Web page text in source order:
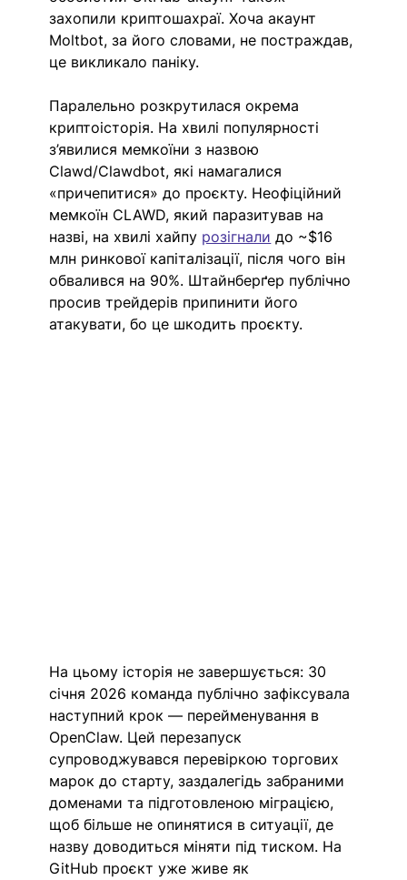
захопили криптошахраї. Хоча акаунт
Moltbot, за його словами, не постраждав,
це викликало паніку.
Паралельно розкрутилася окрема
криптоісторія. На хвилі популярності
з’явилися мемкоїни з назвою
Clawd/Clawdbot, які намагалися
«причепитися» до проєкту. Неофіційний
мемкоїн CLAWD, який паразитував на
назві, на хвилі хайпу розігнали до ~$16
млн ринкової капіталізації, після чого він
обвалився на 90%. Штайнберґер публічно
просив трейдерів припинити його
атакувати, бо це шкодить проєкту.
На цьому історія не завершується: 30
січня 2026 команда публічно зафіксувала
наступний крок — перейменування в
OpenClaw. Цей перезапуск
супроводжувався перевіркою торгових
марок до старту, заздалегідь забраними
доменами та підготовленою міграцією,
щоб більше не опинятися в ситуації, де
назву доводиться міняти під тиском. На
GitHub проєкт уже живе як